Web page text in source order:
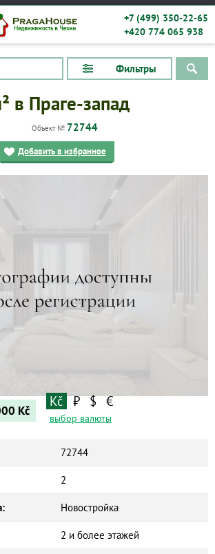
+7 (499) 350-22-65
+420 774 065 938
Фильтры
в Праге-запад
Объект № 72744
Добавить в избранное
Kč
Kč ₽ $ €
выбор валюты
72744
2
Новостройка
2 и более этажей